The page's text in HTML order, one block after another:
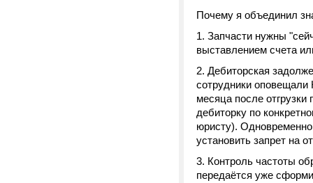
Почему я объединил
1. Запчасти нужны
выставлением счета
2. Дебиторская
сотрудники оповещали
месяца после отгрузки
дебиторку по
юристу).
установить запрет на
3. Контроль частоты
передаётся уже